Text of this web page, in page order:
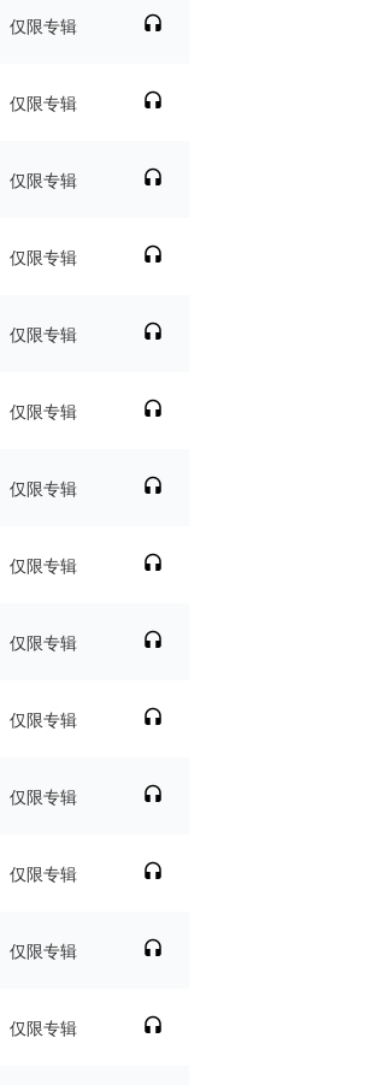
仅限专辑
仅限专辑
仅限专辑
仅限专辑
仅限专辑
仅限专辑
仅限专辑
仅限专辑
仅限专辑
仅限专辑
仅限专辑
仅限专辑
仅限专辑
仅限专辑